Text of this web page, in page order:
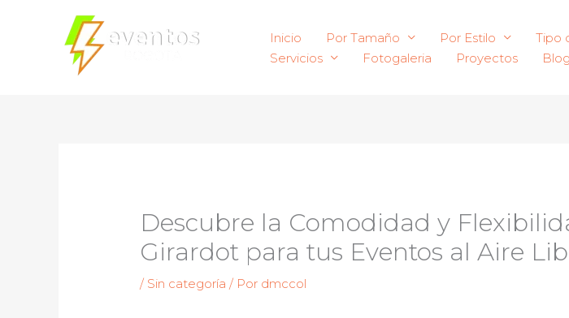
Inicio Por Tamaño Por Estilo Tipo
Servicios
Fotogaleria Proyectos Blog
Descubre la Comodidad y
Girardot para tus Eventos al Aire
/ Sin categoría / Por dmccol